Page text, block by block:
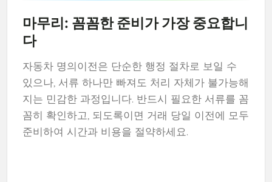
마무리: 꼼꼼한 준비가 가장 중요합니
다
자동차 명의이전은 단순한 행정 절차로 보일 수
있으나, 서류 하나만 빠져도 처리 자체가 불가능해
지는 민감한 과정입니다. 반드시 필요한 서류를 꼼
꼼히 확인하고, 되도록이면 거래 당일 이전에 모두
준비하여 시간과 비용을 절약하세요.